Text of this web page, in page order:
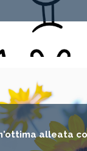
alleata